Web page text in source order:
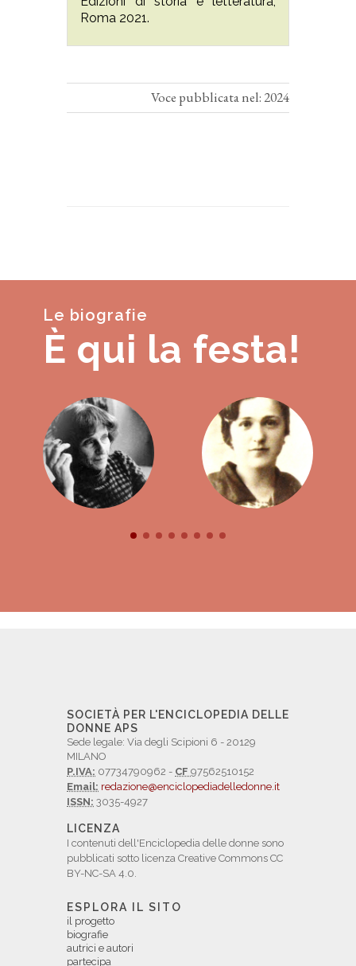
Roma 2021.
Voce pubblicata nel: 2024
Le biografie
È qui la festa!
SOCIETÀ PER L'ENCICLOPEDIA DELLE
DONNE APS
Sede legale: Via degli Scipioni 6 - 20129
MILANO
P.IVA: 07734790962 - CF 97562510152
Email: redazione@enciclopediadelledonne.it
ISSN: 3035-4927
LICENZA
I contenuti dell'Enciclopedia delle donne sono
pubblicati sotto licenza Creative Commons CC
BY-NC-SA 4.0.
ESPLORA IL SITO
il progetto
biografie
autrici e autori
partecipa